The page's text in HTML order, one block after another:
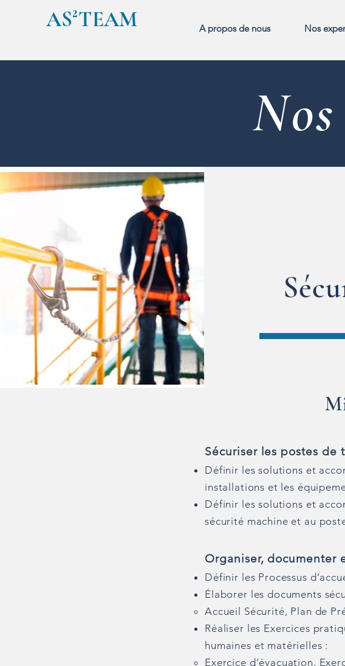
AS²TEAM A propos de nous Nos
Sécuriser les postes de
Définir les solutions et
installations et les
Définir les solutions et
sécurité machine et au
Organiser, documenter
Définir les Processus
Élaborer les documents
Accueil Sécurité, Plan de
Réaliser les Exercices
humaines et matérielles :
Exercice d’évacuation,